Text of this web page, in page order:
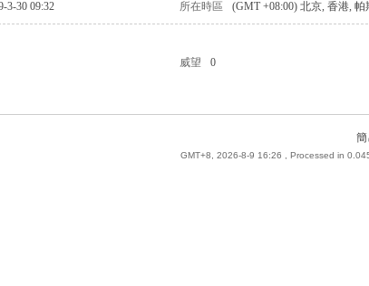
3-30 09:32 所在時區 (GMT +08:00) 北京, 香港,
威望
0
簡
GMT+8, 2026-8-9 16:26 , Processed in